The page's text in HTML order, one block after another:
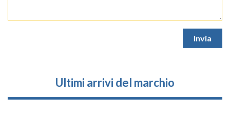
Ultimi arrivi del marchio